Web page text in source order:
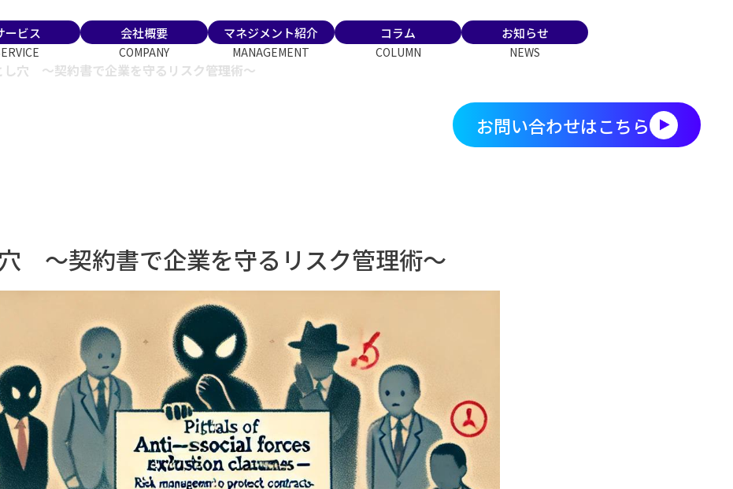
ービス 会社概要
COMPANY
マネジメント紹介
MANAGEMENT
コラム
COLUMN
お知らせ
NEWS
お問い合わせはこちら
し穴 ～契約書で企業を守るリスク管理術～
～契約書で企業を守るリスク管理術～